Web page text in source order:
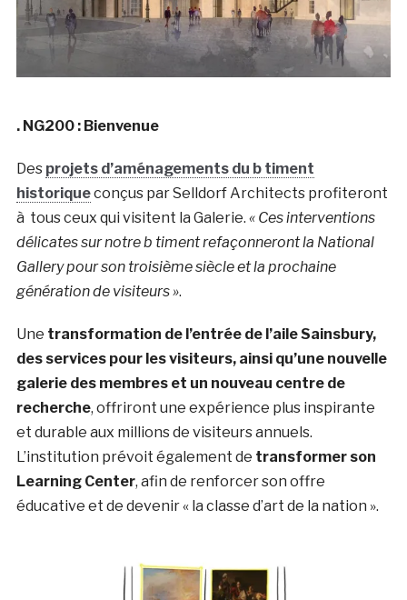
. NG200 : Bienvenue
Des projets d’aménagements du b timent
historiqueconçus par Selldorf Architects profiteront
à tous ceux qui visitent la Galerie. « Ces interventions
délicates sur notre b timent refaçonneront la National
Gallery pour son troisième siècle et la prochaine
génération de visiteurs ».
Une transformation de l’entrée de l’aile Sainsbury,
des services pour les visiteurs, ainsi qu’une nouvelle
galerie des membres et un nouveau centre de
recherche, offriront une expérience plus inspirante
et durable aux millions de visiteurs annuels.
L’institution prévoit également de transformer son
Learning Center, afin de renforcer son offre
éducative et de devenir « la classe d’art de la nation ».